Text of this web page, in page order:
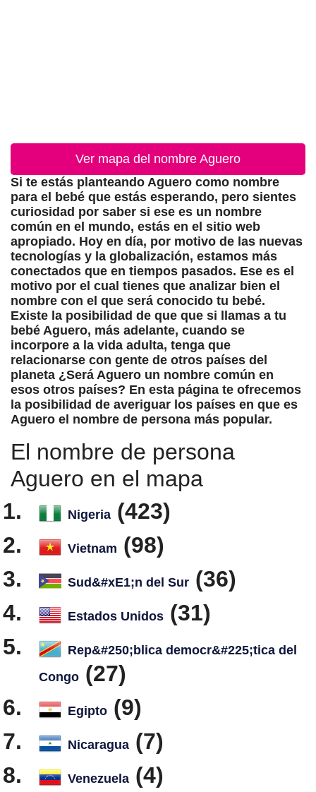
Ver mapa del nombre Aguero
Si te estás planteando Aguero como nombre
para el bebé que estás esperando, pero sientes
curiosidad por saber si ese es un nombre
común en el mundo, estás en el sitio web
apropiado. Hoy en día, por motivo de las nuevas
tecnologías y la globalización, estamos más
conectados que en tiempos pasados. Ese es el
motivo por el cual tienes que analizar bien el
nombre con el que será conocido tu bebé.
Existe la posibilidad de que que si llamas a tu
bebé Aguero, más adelante, cuando se
incorpore a la vida adulta, tenga que
relacionarse con gente de otros países del
planeta ¿Será Aguero un nombre común en
esos otros países? En esta página te ofrecemos
la posibilidad de averiguar los países en que es
Aguero el nombre de persona más popular.
El nombre de persona
Aguero en el mapa
Nigeria (423)
Vietnam (98)
Sud&#xE1;n del Sur (36)
Estados Unidos (31)
Rep&#250;blica democr&#225;tica del
Congo (27)
Egipto (9)
Nicaragua (7)
Venezuela (4)